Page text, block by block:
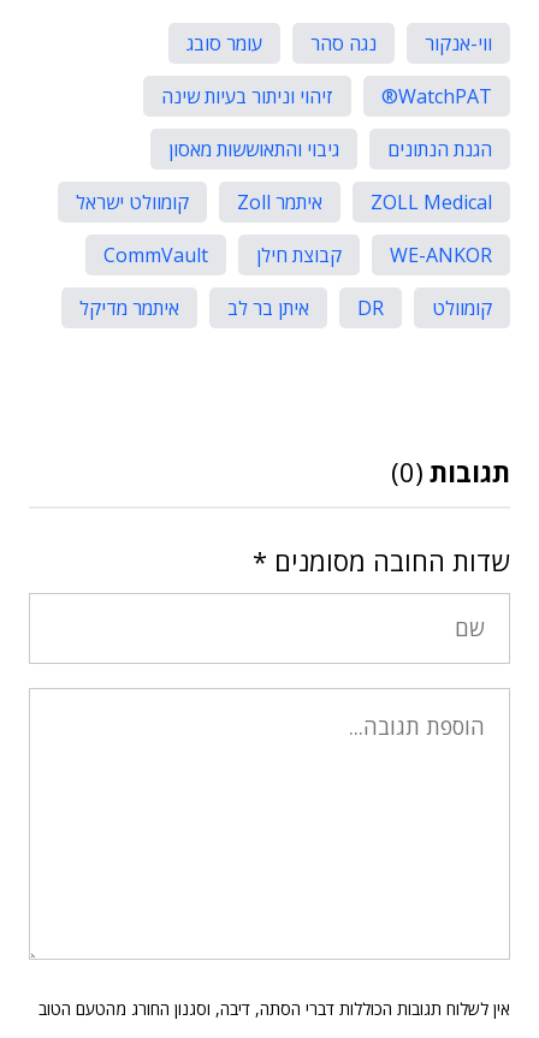
ווי-אנקור נגה סהר
עומר סובג
WatchPAT®
זיהוי וניתור בעיות שינה
הגנת הנתונים
גיבוי והתאוששות מאסון
ZOLL Medical
איתמר Zoll
קומוולט ישראל
WE-ANKOR
קבוצת חילן
CommVault
קומוולט
DR איתן בר לב איתמר מדיקל
תגובות (0)
שדות החובה מסומנים *
אין לשלוח תגובות הכוללות דברי הסתה, דיבה, וסגנון החורג מהטעם הטוב